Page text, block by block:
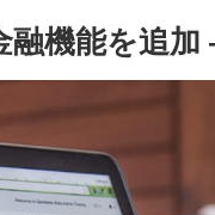
融機能を追